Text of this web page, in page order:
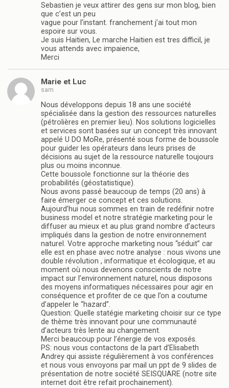
Sebastien je veux attirer des gens sur mon blog, bien
que c’est un peu
vague pour l’instant. franchement j’ai tout mon
espoire sur vous.
Je suis Haitien, Le marche Haitien est tres difficil, je
vous attends avec impaience,
Merci
Marie et Luc
sam
Nous développons depuis 18 ans une société
spécialisée dans la gestion des ressources naturelles
(pétrolières en premier lieu). Nos solutions logicielles
et services sont basées sur un concept très innovant
appelé U DO MoRe, présenté sous forme de boussole
pour guider les opérateurs dans leurs prises de
décisions au sujet de la ressource naturelle toujours
plus ou moins inconnue.
Cette boussole fonctionne sur la théorie des
probabilités (géostatistique).
Nous avons passé beaucoup de temps (20 ans) à
faire émerger ce concept et ces solutions.
Aujourd’hui nous sommes en train de redéfinir notre
business model et notre stratégie marketing pour le
diffuser au mieux et au plus grand nombre d’acteurs
impliqués dans la gestion de notre environnement
naturel. Votre approche marketing nous “séduit” car
elle est en phase avec notre analyse : nous vivons une
double révolution , informatique et écologique, et au
moment où nous devenons conscients de notre
impact sur l’environnement naturel, nous disposons
des moyens informatiques nécessaires pour agir en
conséquence et profiter de ce que l’on a coutume
d’appeler le “hazard”.
Question: Quelle statégie marketing choisir sur ce type
de thème très innovant pour une communauté
d’acteurs très lente au changement.
Merci beaucoup pour l’énergie de vos exposés.
PS: nous vous contactons de la part d’Elisabeth
Andrey qui assiste régulièrement à vos conférences
et nous vous envoyons par mail un ppt de 9 slides de
présentation de notre société SEISQUARE (notre site
internet doit être refait prochainement).